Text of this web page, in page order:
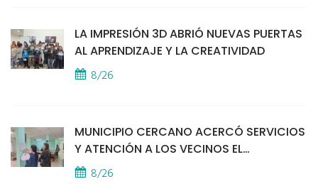
LA IMPRESIÓN 3D ABRIÓ NUEVAS PUERTAS
AL APRENDIZAJE Y LA CREATIVIDAD
8/26
MUNICIPIO CERCANO ACERCÓ SERVICIOS
Y ATENCIÓN A LOS VECINOS EL
PROVINCIAL
8/26